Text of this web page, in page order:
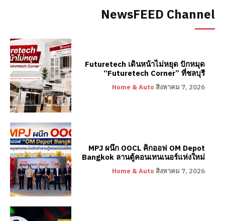
NewsFEED Channel
Futuretech เดินหน้าไม่หยุด ปักหมุด
“Futuretech Corner” ที่ชลบุรี
Home & Auto สิงหาคม 7, 2026
MPJ ผนึก OOCL คิกออฟ OM Depot
Bangkok ลานตู้คอนเทนเนอร์แห่งใหม่
Home & Auto สิงหาคม 7, 2026